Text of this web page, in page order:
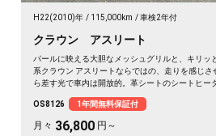
H22(2010)年 115,000km 車検2年付
クラウン アスリート
パールに映える大胆なメッシュグリルと、キリッ
系クラウン アスリートならではの、走りを感じさ
ら差す光で車内は開放的。革シートのシートヒー
ります🚗 気になる車は早めのチェックがおすすめ
す👑
OS8126 1年間無料保証付
月々 36,800 円～